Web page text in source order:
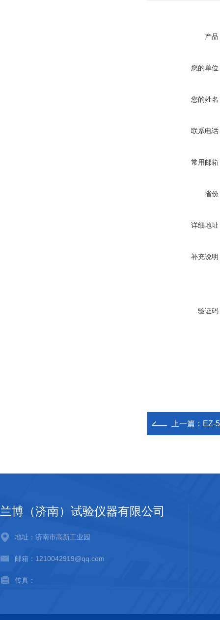
产品
您的单位
您的姓名
联系电话
常用邮箱
省份
详细地址
补充说明
验证码
上一篇： EZ-
兰博（济南）试验仪器有限公司
地址：济南市高新工业园
邮箱：1210042919@qq.com
传真：